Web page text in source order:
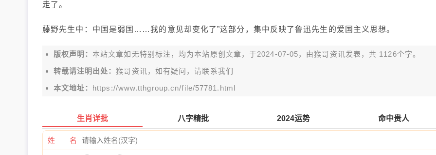
走了。
藤野先生中：中国是弱国……我的意见却变化了”这部分，集中反映了鲁迅先生的爱国主义思想。
版权声明： 本站文章如无特别标注，均为本站原创文章，于2024-07-05，由猴哥资讯 发表，共 1126个字。
转载请注明出处：猴哥资讯，如有疑问，请联系我们
本文地址： https://www.tthgroup.cn/file/57781.html
生肖详批 八字精批 2024运势 命中贵人
姓 名